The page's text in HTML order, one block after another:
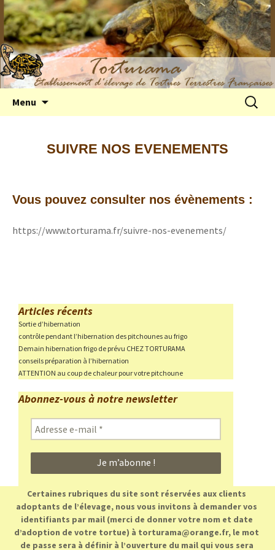
Elevage de tortues terrestres françaises
Hermann
Menu
SUIVRE NOS EVENEMENTS
Vous pouvez consulter nos évènements :
https://www.torturama.fr/suivre-nos-evenements/
Articles récents
Sortie d’hibernation
contrôle pendant l’hibernation des pitchounes au frigo
Demain hibernation frigo de prévu CHEZ TORTURAMA
conseils préparation à l’hibernation
ATTENTION au coup de chaleur pour votre pitchoune
Abonnez-vous à notre newsletter
Adresse
e-
mail
Certaines rubriques du site sont réservées aux clients
adoptants de l’élevage, nous vous invitons à demander vos
identifiants par mail (merci de donner votre nom et date
d’adoption de votre tortue) à torturama@orange.fr, le mot
de passe sera à définir à l’ouverture du mail qui vous sera